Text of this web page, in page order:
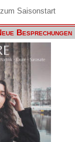
Saisonstart
Besprechungen